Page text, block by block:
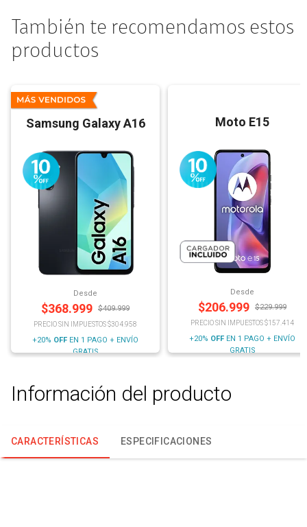
También te recomendamos estos
productos
Samsung Galaxy A16
Desde
$368.999 $409.999
PRECIO SIN IMPUESTOS $304.958
+20% OFF EN 1 PAGO + ENVÍO
GRATIS
Moto E15
Desde
$206.999 $229.999
PRECIO SIN IMPUESTOS $157.414
+20% OFF EN 1 PAGO + ENVÍO
GRATIS
Información del producto
CARACTERÍSTICAS ESPECIFICACIONES